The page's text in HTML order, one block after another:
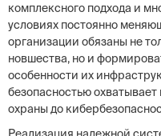
комплексного подхода и
условиях постоянно
организации обязаны не
новшества, но и
особенности их
безопасностью
охраны до